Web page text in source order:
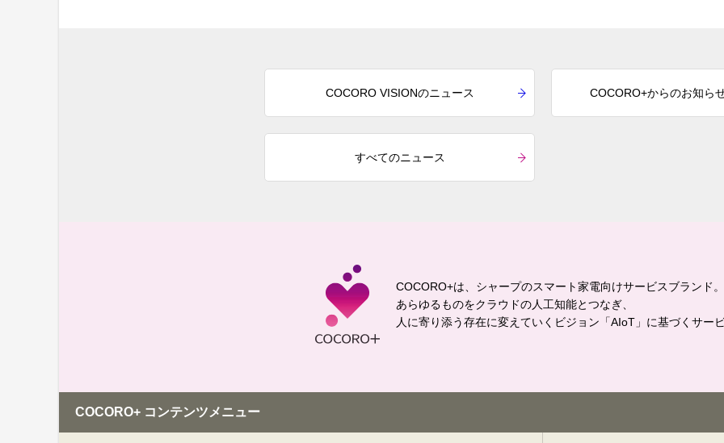
COCORO VISIONのニュース COCORO+からのお知ら
すべてのニュース
COCORO+は、シャープのスマート家電向けサービスブランド。
あらゆるものをクラウドの人工知能とつなぎ、
人に寄り添う存在に変えていくビジョン「AIoT」に基づくサービ
COCORO+ コンテンツメニュー